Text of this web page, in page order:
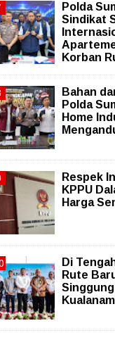
Polda
Sindikat
Korban
Bahan
Polda
Home
Respek
KPPU
Harga
Di
Rute